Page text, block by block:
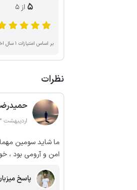
5 از ۵
بر اساس امتیازات ۱ سال اخیر
نظرات
اردیبهشت 1403
ما شاید سومین
امن و آرومی بود ،
پاسخ